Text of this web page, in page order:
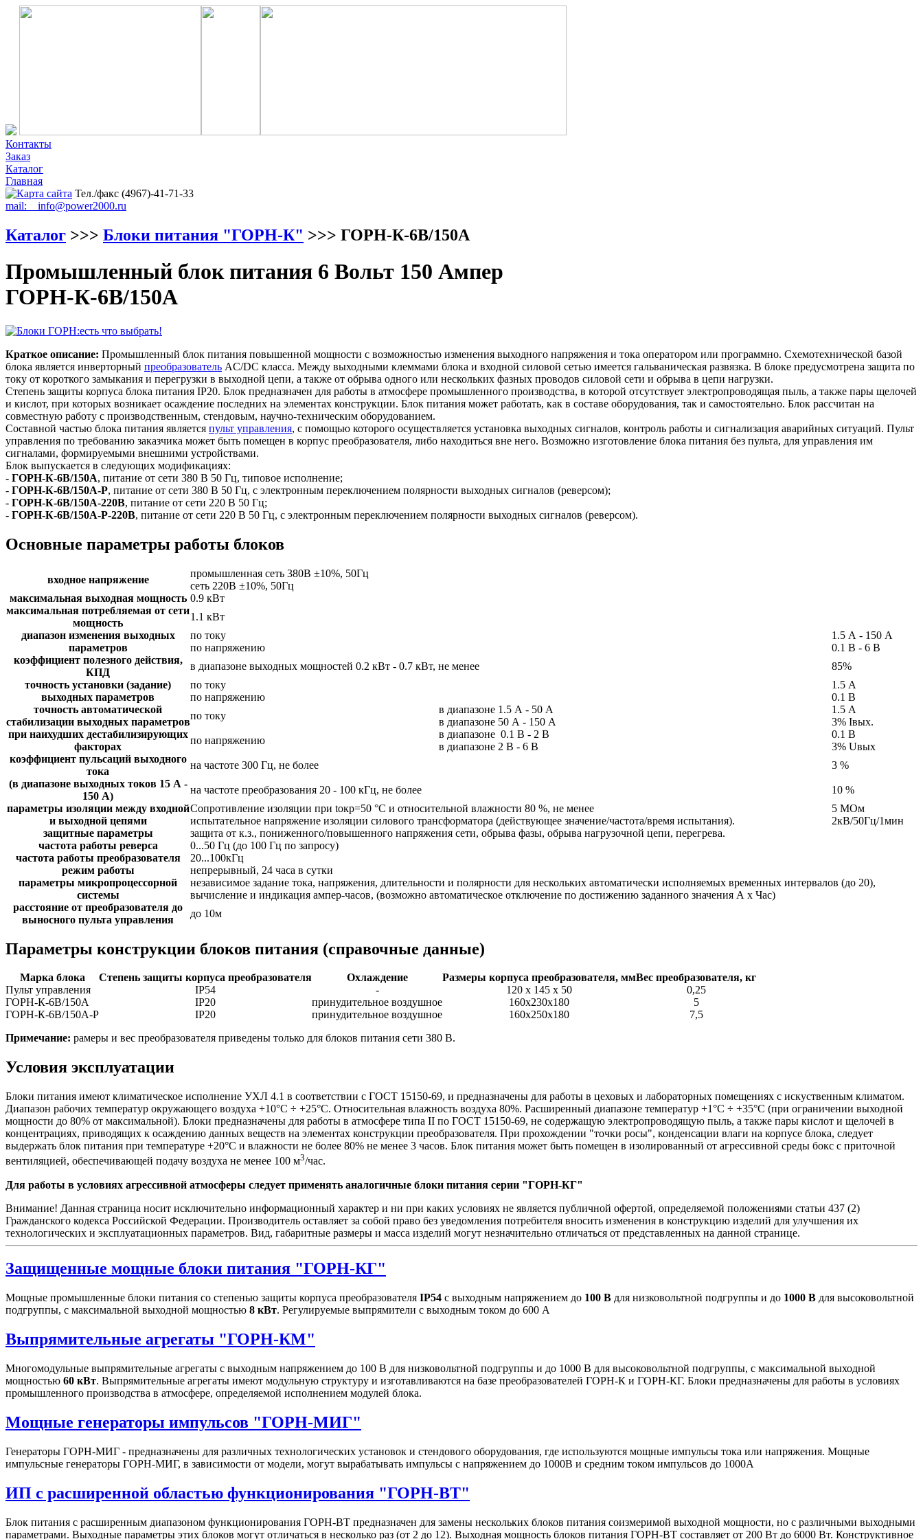
Контакты
Заказ
Каталог
Главная
Тел./факс (4967)-41-71-33
mail: info@power2000.ru
Каталог >>> Блоки питания "ГОРН-К" >>> ГОРН-К-6В/150А
Промышленный блок питания 6 Вольт 150 Ампер
ГОРН-К-6В/150А
Краткое описание: Промышленный блок питания повышенной мощности с возможностью изменения выходного напряжения и тока оператором или программно. Схемотехнической базой
блока является инверторный преобразователь AC/DC класса. Между выходными клеммами блока и входной силовой сетью имеется гальваническая развязка. В блоке предусмотрена защита по
току от короткого замыкания и перегрузки в выходной цепи, а также от обрыва одного или нескольких фазных проводов силовой сети и обрыва в цепи нагрузки.
Степень защиты корпуса блока питания IP20. Блок предназначен для работы в атмосфере промышленного производства, в которой отсутствует электропроводящая пыль, а также пары щелочей
и кислот, при которых возникает осаждение последних на элементах конструкции. Блок питания может работать, как в составе оборудования, так и самостоятельно. Блок рассчитан на
совместную работу с производственным, стендовым, научно-техническим оборудованием.
Составной частью блока питания является пульт управления, с помощью которого осуществляется установка выходных сигналов, контроль работы и сигнализация аварийных ситуаций. Пульт
управления по требованию заказчика может быть помещен в корпус преобразователя, либо находиться вне него. Возможно изготовление блока питания без пульта, для управления им
сигналами, формируемыми внешними устройствами.
Блок выпускается в следующих модификациях:
- ГОРН-К-6В/150А, питание от сети 380 В 50 Гц, типовое исполнение;
- ГОРН-К-6В/150А-Р, питание от сети 380 В 50 Гц, с электронным переключением полярности выходных сигналов (реверсом);
- ГОРН-К-6В/150А-220В, питание от сети 220 В 50 Гц;
- ГОРН-К-6В/150А-Р-220В, питание от сети 220 В 50 Гц, с электронным переключением полярности выходных сигналов (реверсом).
Основные параметры работы блоков
входное напряжение
промышленная сеть 380В ±10%, 50Гц
сеть 220В ±10%, 50Гц
максимальная выходная мощность 0.9 кВт
максимальная потребляемая от сети
мощность
1.1 кВт
диапазон изменения выходных
параметров
по току
1.5 А - 150 А
по напряжению
0.1 В - 6 В
коэффициент полезного действия,
КПД
в диапазоне выходных мощностей 0.2 кВт - 0.7 кВт, не менее
85%
точность установки (задание)
выходных параметров
по току
1.5 А
по напряжению
0.1 В
точность автоматической
стабилизации выходных параметров
при наихудших дестабилизирующих
факторах
по току
в диапазоне 1.5 А - 50 А
1.5 А
в диапазоне 50 А - 150 А
3% Iвых.
по напряжению
в диапазоне 0.1 В - 2 В
0.1 В
в диапазоне 2 В - 6 В
3% Uвых
коэффициент пульсаций выходного
тока
(в диапазоне выходных токов 15 А -
150 А)
на частоте 300 Гц, не более 3 %
на частоте преобразования 20 - 100 кГц, не более
10 %
параметры изоляции между входной
и выходной цепями
Сопротивление изоляции при tокр=50 °С и относительной влажности 80 %, не менее
5 МОм
испытательное напряжение изоляции силового трансформатора (действующее значение/частота/время испытания).
2кВ/50Гц/1мин
защитные параметры
защита от к.з., пониженного/повышенного напряжения сети, обрыва фазы, обрыва нагрузочной цепи, перегрева.
частота работы реверса
0...50 Гц (до 100 Гц по запросу)
частота работы преобразователя
20...100кГц
режим работы
непрерывный, 24 часа в сутки
параметры микропроцессорной
системы
независимое задание тока, напряжения, длительности и полярности для нескольких автоматически исполняемых временных интервалов (до 20),
вычисление и индикация ампер-часов, (возможно автоматическое отключение по достижению заданного значения А х Час)
расстояние от преобразователя до
выносного пульта управления
до 10м
Параметры конструкции блоков питания (справочные данные)
Марка блока Степень защиты корпуса преобразователя Охлаждение Размеры корпуса преобразователя, ммВес преобразователя, кг
Пульт управления
IP54 - 120 х 145 х 50
0,25
ГОРН-К-6В/150А
IP20 принудительное воздушное 160х230х180
5
ГОРН-К-6В/150А-Р
IP20 принудительное воздушное 160х250х180
7,5
Примечание: рамеры и вес преобразователя приведены только для блоков питания сети 380 В.
Условия эксплуатации
Блоки питания имеют климатическое исполнение УХЛ 4.1 в соответствии с ГОСТ 15150-69, и предназначены для работы в цеховых и лабораторных помещениях с искуственным климатом.
Диапазон рабочих температур окружающего воздуха +10°С ÷ +25°С. Относительная влажность воздуха 80%. Расширенный диапазоне температур +1°С ÷ +35°С (при ограничении выходной
мощности до 80% от максимальной). Блоки предназначены для работы в атмосфере типа II по ГОСТ 15150-69, не содержащую электропроводящую пыль, а также пары кислот и щелочей в
концентрациях, приводящих к осаждению данных веществ на элементах конструкции преобразователя. При прохождении "точки росы", конденсации влаги на корпусе блока, следует
выдержать блок питания при температуре +20°С и влажности не более 80% не менее 3 часов. Блок питания может быть помещен в изолированный от агрессивной среды бокс с приточной
вентиляцией, обеспечивающей подачу воздуха не менее 100 м3/час.
Для работы в условиях агрессивной атмосферы следует применять аналогичные блоки питания серии "ГОРН-КГ"
Внимание! Данная страница носит исключительно информационный характер и ни при каких условиях не является публичной офертой, определяемой положениями статьи 437 (2)
Гражданского кодекса Российской Федерации. Производитель оставляет за собой право без уведомления потребителя вносить изменения в конструкцию изделий для улучшения их
технологических и эксплуатационных параметров. Вид, габаритные размеры и масса изделий могут незначительно отличаться от представленных на данной странице.
Защищенные мощные блоки питания "ГОРН-КГ"
Мощные промышленные блоки питания со степенью защиты корпуса преобразователя IP54 с выходным напряжением до 100 В для низковольтной подгруппы и до 1000 В для высоковольтной
подгруппы, с максимальной выходной мощностью 8 кВт. Регулируемые выпрямители с выходным током до 600 А
Выпрямительные агрегаты "ГОРН-КМ"
Многомодульные выпрямительные агрегаты с выходным напряжением до 100 В для низковольтной подгруппы и до 1000 В для высоковольтной подгруппы, с максимальной выходной
мощностью 60 кВт. Выпрямительные агрегаты имеют модульную структуру и изготавливаются на базе преобразователей ГОРН-К и ГОРН-КГ. Блоки предназначены для работы в условиях
промышленного производства в атмосфере, определяемой исполнением модулей блока.
Мощные генераторы импульсов "ГОРН-МИГ"
Генераторы ГОРН-МИГ - предназначены для различных технологических установок и стендового оборудования, где используются мощные импульсы тока или напряжения. Мощные
импульсные генераторы ГОРН-МИГ, в зависимости от модели, могут вырабатывать импульсы c напряжением до 1000В и средним током импульсов до 1000А
ИП с расширенной областью функционирования "ГОРН-ВТ"
Блок питания с расширенным диапазоном функционирования ГОРН-ВТ предназначен для замены нескольких блоков питания соизмеримой выходной мощности, но с различными выходными
параметрами. Выходные параметры этих блоков могут отличаться в несколько раз (от 2 до 12). Выходная мощность блоков питания ГОРН-ВТ составляет от 200 Вт до 6000 Вт. Конструктивное